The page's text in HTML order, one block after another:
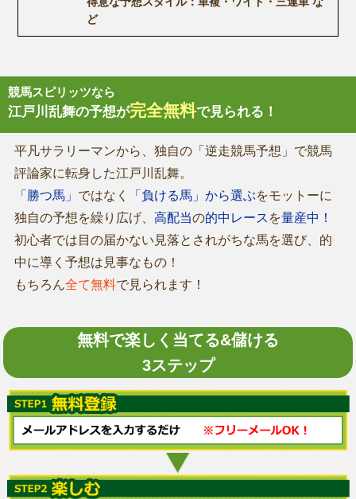
ど
競馬スピリッツなら
江戸川乱舞の予想が完全無料で見られる！
平凡サラリーマンから、独自の「逆走競馬予想」で競馬
評論家に転身した江戸川乱舞。
「勝つ馬」 ではなく 「負ける馬」から選ぶをモットーに
独自の予想を繰り広げ、 高配当の的中レース を量産中！
初心者では目の届かない見落とされがちな馬を選び、的
中に導く予想は見事なもの！
もちろん全て無料で見られます！
無料で楽しく当てる&儲ける
3ステップ